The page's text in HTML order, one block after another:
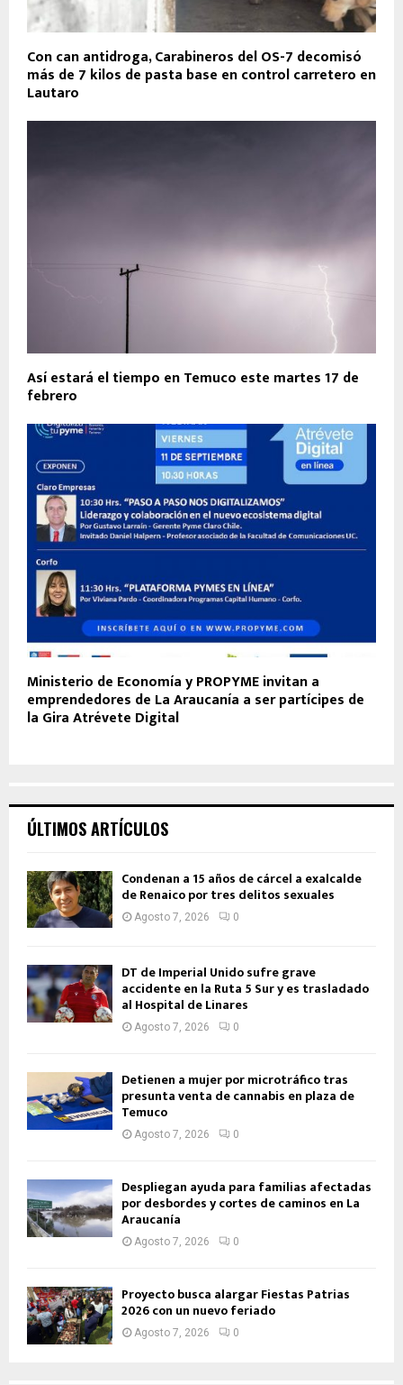
Con can antidroga, Carabineros del OS-7 decomisó
más de 7 kilos de pasta base en control carretero en
Lautaro
Así estará el tiempo en Temuco este martes 17 de
febrero
Ministerio de Economía y PROPYME invitan a
emprendedores de La Araucanía a ser partícipes de
la Gira Atrévete Digital
ÚLTIMOS ARTÍCULOS
Condenan a 15 años de cárcel a exalcalde
de Renaico por tres delitos sexuales
Agosto 7, 2026 0
DT de Imperial Unido sufre grave
accidente en la Ruta 5 Sur y es trasladado
al Hospital de Linares
Agosto 7, 2026 0
Detienen a mujer por microtráfico tras
presunta venta de cannabis en plaza de
Temuco
Agosto 7, 2026 0
Despliegan ayuda para familias afectadas
por desbordes y cortes de caminos en La
Araucanía
Agosto 7, 2026 0
Proyecto busca alargar Fiestas Patrias
2026 con un nuevo feriado
Agosto 7, 2026 0